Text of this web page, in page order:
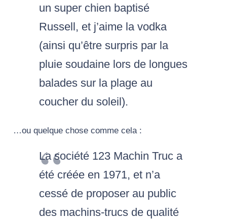
un super chien baptisé
Russell, et j’aime la vodka
(ainsi qu’être surpris par la
pluie soudaine lors de longues
balades sur la plage au
coucher du soleil).
…ou quelque chose comme cela :
La société 123 Machin Truc a
été créée en 1971, et n’a
cessé de proposer au public
des machins-trucs de qualité